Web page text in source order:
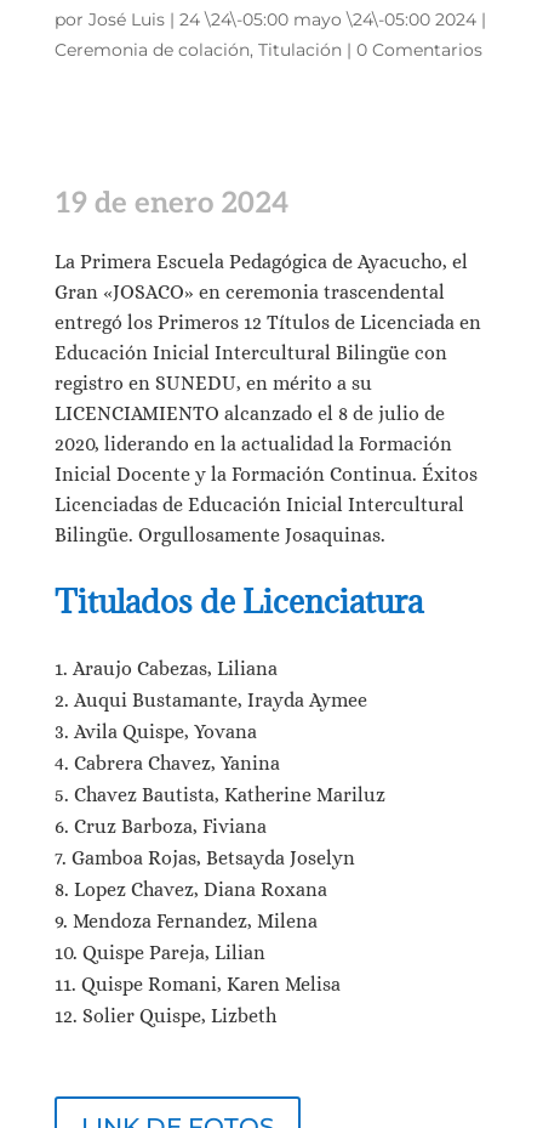
por José Luis| 24 \24\-05:00 mayo \24\-05:00 2024|
Ceremonia de colación, Titulación| 0 Comentarios
19 de enero 2024
La Primera Escuela Pedagógica de Ayacucho, el
Gran «JOSACO» en ceremonia trascendental
entregó los Primeros 12 Títulos de Licenciada en
Educación Inicial Intercultural Bilingüe con
registro en SUNEDU, en mérito a su
LICENCIAMIENTO alcanzado el 8 de julio de
2020, liderando en la actualidad la Formación
Inicial Docente y la Formación Continua. Éxitos
Licenciadas de Educación Inicial Intercultural
Bilingüe. Orgullosamente Josaquinas.
Titulados de Licenciatura
Araujo Cabezas, Liliana
Auqui Bustamante, Irayda Aymee
Avila Quispe, Yovana
Cabrera Chavez, Yanina
Chavez Bautista, Katherine Mariluz
Cruz Barboza, Fiviana
Gamboa Rojas, Betsayda Joselyn
Lopez Chavez, Diana Roxana
Mendoza Fernandez, Milena
Quispe Pareja, Lilian
Quispe Romani, Karen Melisa
Solier Quispe, Lizbeth